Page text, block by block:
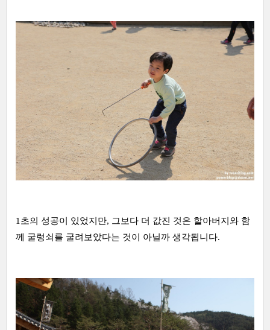
1초의 성공이 있었지만, 그보다 더 값진 것은 할아버지와 함
께 굴렁쇠를 굴려보았다는 것이 아닐까 생각됩니다.